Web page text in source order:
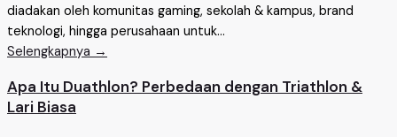
diadakan oleh komunitas gaming, sekolah & kampus, brand
teknologi, hingga perusahaan untuk...
Selengkapnya →
Apa Itu Duathlon? Perbedaan dengan Triathlon &
Lari Biasa